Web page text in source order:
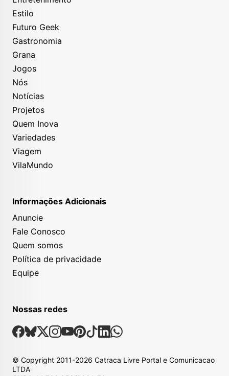
Estilo
Futuro Geek
Gastronomia
Grana
Jogos
Nós
Notícias
Projetos
Quem Inova
Variedades
Viagem
VilaMundo
Informações Adicionais
Anuncie
Fale Conosco
Quem somos
Política de privacidade
Equipe
Nossas redes
Nossas Redes Sociais
Facebook
Bsky
X Instagram
Youtube
Pinterest
TiktokLinkedin
Whatsapp
© Copyright 2011-2026 Catraca Livre Portal e Comunicacao
LTDA